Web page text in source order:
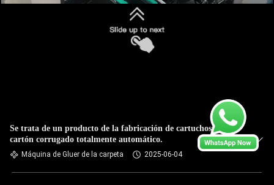
Se trata de un producto de la fabricación de cartuchos de
cartón corrugado totalmente automático.
Máquina de Gluer de la carpeta 2025-06-04